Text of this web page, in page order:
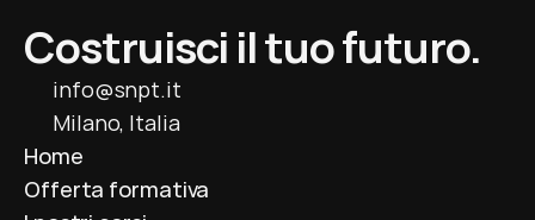
Costruisci il tuo futuro.
info@snpt.it
Milano, Italia
Home
Offerta formativa